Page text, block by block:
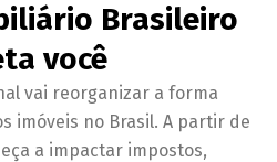
Brasileiro
você
vai reorganizar a forma
imóveis no Brasil. A partir de
a impactar impostos,